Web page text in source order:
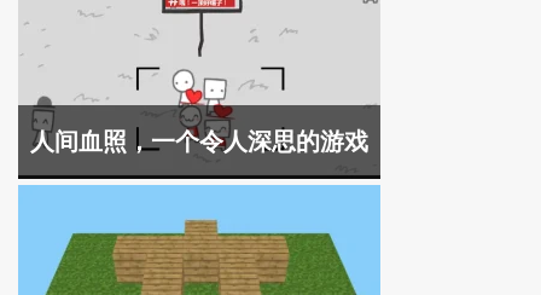
人间血照，一个令人深思的游戏